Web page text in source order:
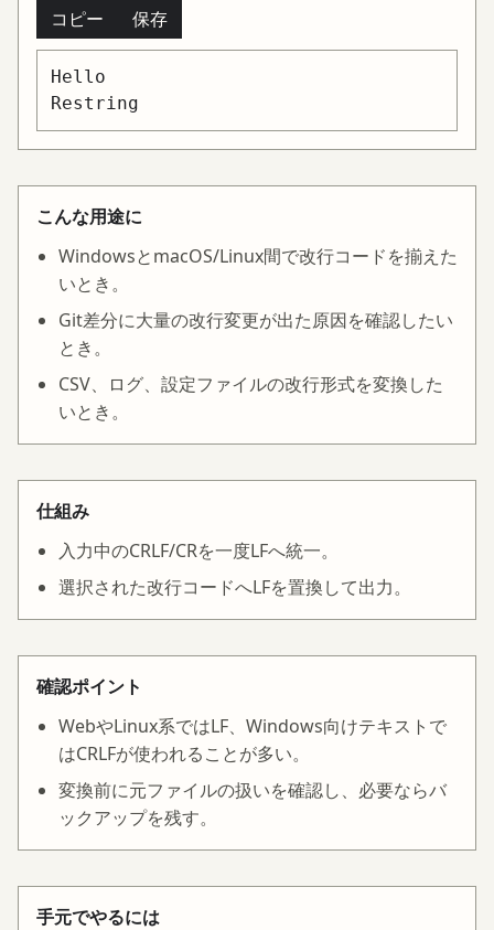
コピー 保存
Hello
こんな用途に
WindowsとmacOS/Linux間で改行コードを揃えた
いとき。
Git差分に大量の改行変更が出た原因を確認したい
とき。
CSV、ログ、設定ファイルの改行形式を変換した
いとき。
仕組み
入力中のCRLF/CRを一度LFへ統一。
選択された改行コードへLFを置換して出力。
確認ポイント
WebやLinux系ではLF、Windows向けテキストで
はCRLFが使われることが多い。
変換前に元ファイルの扱いを確認し、必要ならバ
ックアップを残す。
手元でやるには